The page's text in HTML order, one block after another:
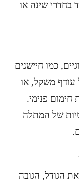
בחדרי שינה או
כמו חיישנים
עודף משקל, או
חימום פנימי.
של המתלה
הגודל, הגובה